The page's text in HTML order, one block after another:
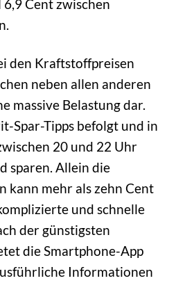
Cent zwischen
den Kraftstoffpreisen
neben allen anderen
massive Belastung dar.
Spar-Tipps befolgt und in
20 und 22 Uhr
sparen. Allein die
kann mehr als zehn Cent
und schnelle
der günstigsten
die Smartphone-App
Informationen